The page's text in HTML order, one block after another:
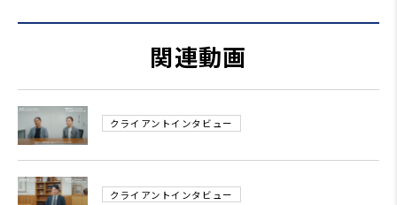
関連動画
クライアントインタビュー
クライアントインタビュー